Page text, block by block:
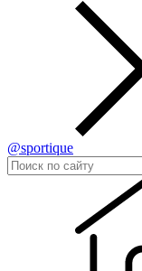
@sportique